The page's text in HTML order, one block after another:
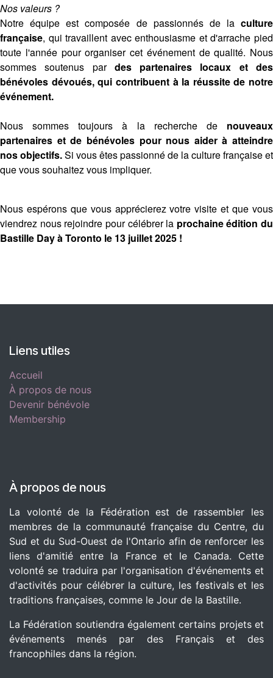
Nos valeurs ?
Notre équipe est composée de passionnés de la culture
française, qui travaillent avec enthousiasme et d'arrache pied
toute l'année pour organiser cet événement de qualité. Nous
sommes soutenus par des partenaires locaux et des
bénévoles dévoués, qui contribuent à la réussite de notre
événement.
Nous sommes toujours à la recherche de nouveaux
partenaires et de bénévoles pour nous aider à atteindre
nos objectifs.Si vous êtes passionné de la culture française et
que vous souhaitez vous impliquer. ​
Nous espérons que vous apprécierez votre visite et que vous
viendrez nous rejoindre pour célébrer la prochaine édition du
Bastille Day à Toronto le 13 juillet 2025 !
Liens utiles
Accueil
À propos de nous
Devenir bénévole
Membership
À propos de nous
La volonté de la Fédération est de rassembler les
membres de la communauté française du Centre, du
Sud et du Sud-Ouest de l'Ontario afin de renforcer les
liens d'amitié entre la France et le Canada. Cette
volonté se traduira par l'organisation d'événements et
d'activités pour célébrer la culture, les festivals et les
traditions françaises, comme le Jour de la Bastille.
La Fédération soutiendra également certains projets et
événements menés par des Français et des
francophiles dans la région.